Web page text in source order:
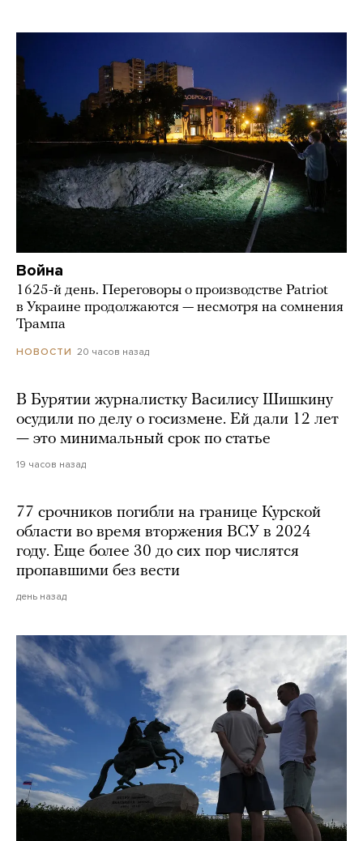
Война
1625-й день. Переговоры о производстве Patriot
в Украине продолжаются — несмотря на сомнения
Трампа
НОВОСТИ 20 часов назад
В Бурятии журналистку Василису Шишкину
осудили по делу о госизмене. Ей дали 12 лет
— это минимальный срок по статье
19 часов назад
77 срочников погибли на границе Курской
области во время вторжения ВСУ в 2024
году. Еще более 30 до сих пор числятся
пропавшими без вести
день назад